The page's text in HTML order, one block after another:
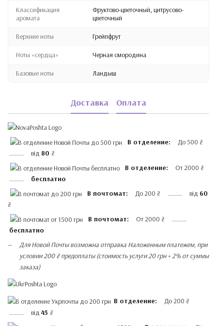
Классификация
аромата
Фруктово-цветочный, цитрусово-
цветочный
Верхние ноты Грейпфрут
Ноты «сердца» Черная смородина
Базовые ноты Ландыш
Доставка Оплата
В отделение: До 500 ₴
.......... від 80 ₴
В отделение: От 2000 ₴
.......... бесплатно
В почтомат: До 200 ₴ .......... від 60
₴
В почтомат: От 2000 ₴ ..........
бесплатно
Для Новой Почты возможна отправка Наложенным платежем, при
условии 200 ₴ предоплаты (стоимость услуги 20 грн + 2% от суммы
заказа)
В отделение: До 200 ₴
.......... від 45 ₴